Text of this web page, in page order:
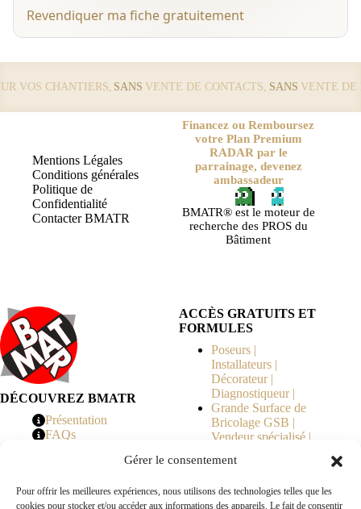
Gérer le consentement
Pour offrir les meilleures expériences, nous utilisons des technologies telles que les
cookies pour stocker et/ou accéder aux informations des appareils. Le fait de consentir
Revendiquer ma fiche gratuitement
VOS CHANTIERS,SANSVENTE DE CONTACTS, SANSVENTE DE
Mentions Légales
Conditions générales
Politique de
Confidentialité
Contacter BMATR
Financez ou Remboursez
votre Plan Premium
RADAR par le
parrainage, devenez
ambassadeur
BMATR® est le moteur de
recherche des PROS du
Bâtiment
DÉCOUVREZ BMATR
Présentation
FAQs
ACCÈS GRATUITS ET
FORMULES
Poseurs |
Installateurs |
Décorateur |
Diagnostiqueur |
Grande Surface de
Bricolage GSB |
Vendeur spécialisé |
Copropriété | MOE |
en Travaux |